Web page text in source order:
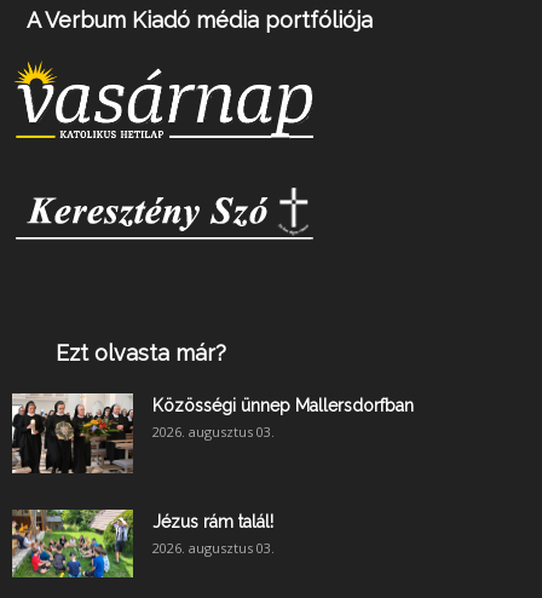
A Verbum Kiadó média portfóliója
Ezt olvasta már?
Közösségi ünnep Mallersdorfban
2026. augusztus 03.
Jézus rám talál!
2026. augusztus 03.